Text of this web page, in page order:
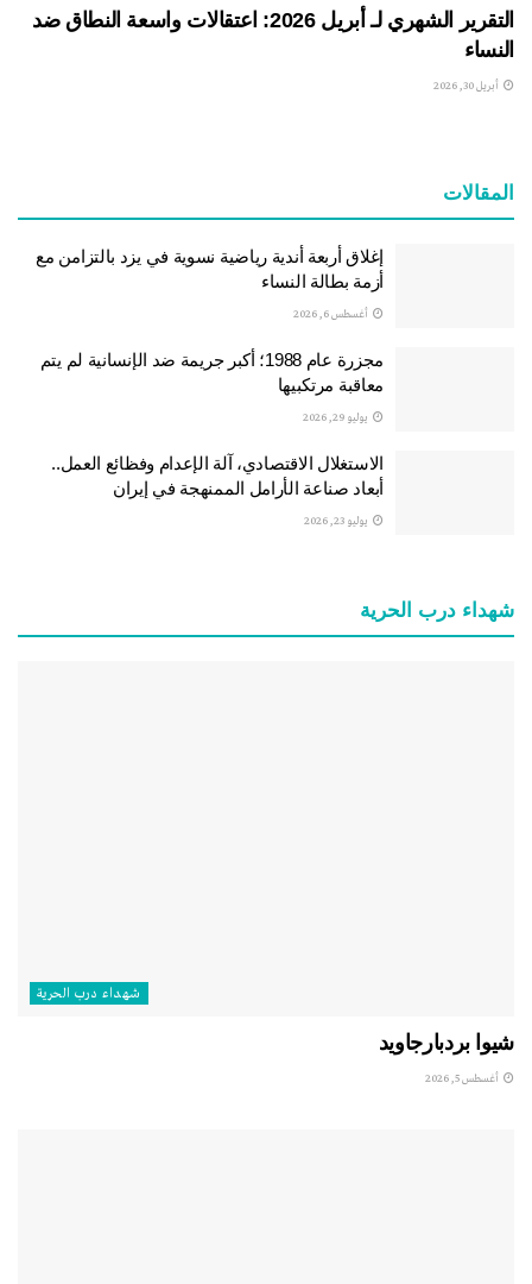
التقرير الشهري لـ أبريل 2026: اعتقالات واسعة النطاق ضد
النساء
أبريل 30, 2026
المقالات
إغلاق أربعة أندية رياضية نسوية في يزد بالتزامن مع
أزمة بطالة النساء
أغسطس 6, 2026
مجزرة عام 1988؛ أكبر جريمة ضد الإنسانية لم يتم
معاقبة مرتكبيها
يوليو 29, 2026
الاستغلال الاقتصادي، آلة الإعدام وفظائع العمل..
أبعاد صناعة الأرامل الممنهجة في إيران
يوليو 23, 2026
شهداء درب الحرية
شهداء درب الحرية
شيوا بردبارجاويد
أغسطس 5, 2026